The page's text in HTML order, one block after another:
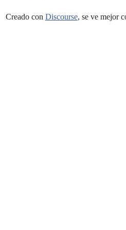
Creado con Discourse, se ve mejor